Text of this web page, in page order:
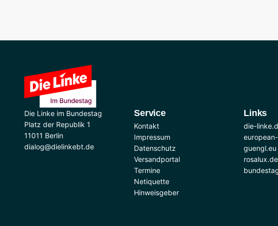
Die Linke im Bundestag
Platz der Republik 1
11011 Berlin
dialog@dielinkebt.de
Service
Kontakt
Impressum
Datenschutz
Versandportal
Termine
Netiquette
Hinweisgeber
Links
die-
guengl.eu
rosalux.de